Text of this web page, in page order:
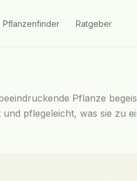
Pflanzenfinder Ratgeber
Pflanze
pflegeleicht, was sie zu